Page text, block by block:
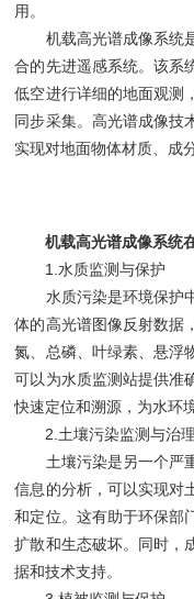
用。
机载高光谱成像系统是
合的先进遥感系统。该系
低空进行详细的地面观测
同步采集。高光谱成像技
实现对地面物体材质、成
机载高光谱成像系统
1.水质监测与保护
水质污染是环境保护中
体的高光谱图像反射数据
氮、总磷、叶绿素、悬浮
可以为水质监测站提供准
快速定位和溯源，为水环
2.土壤污染监测与治理
土壤污染是另一个严重
信息的分析，可以实现对
和定位。这有助于环保部
扩散和生态破坏。同时，
据和技术支持。